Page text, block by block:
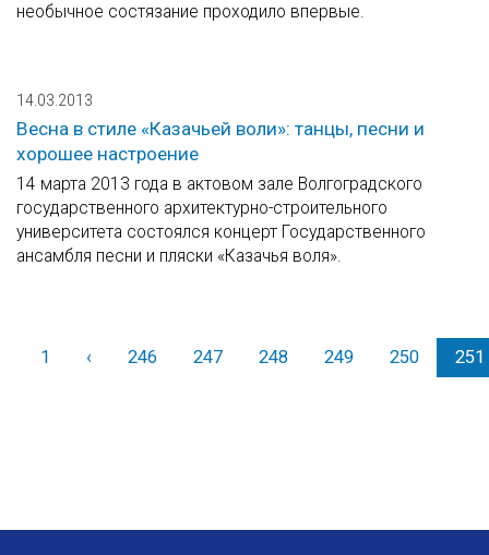
необычное состязание проходило впервые.
14.03.2013
Весна в стиле «Казачьей воли»: танцы, песни и
хорошее настроение
14 марта 2013 года в актовом зале Волгоградского
государственного архитектурно-строительного
университета состоялся концерт Государственного
ансамбля песни и пляски «Казачья воля».
1 ‹Назад246 247 248 249 250 251